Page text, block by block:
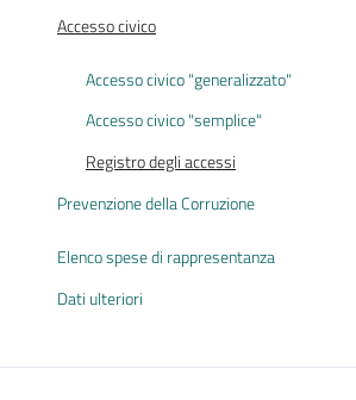
Accesso civico
Accesso civico "generalizzato"
Accesso civico "semplice"
Registro degli accessi
Prevenzione della Corruzione
Elenco spese di rappresentanza
Dati ulteriori